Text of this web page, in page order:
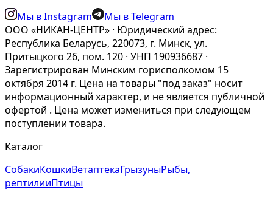
Мы в Instagram
Мы в Telegram
ООО «НИКАН-ЦЕНТР» · Юридический адрес:
Республика Беларусь, 220073, г. Минск, ул.
Притыцкого 26, пом. 120 · УНП 190936687 ·
Зарегистрирован Минским горисполкомом 15
октября 2014 г. Цена на товары "под заказ" носит
информационный характер, и не является публичной
офертой . Цена может измениться при следующем
поступлении товара.
Каталог
СобакиКошкиВетаптекаГрызуныРыбы,
рептилииПтицы